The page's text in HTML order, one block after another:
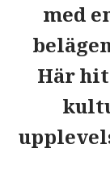
med
Här